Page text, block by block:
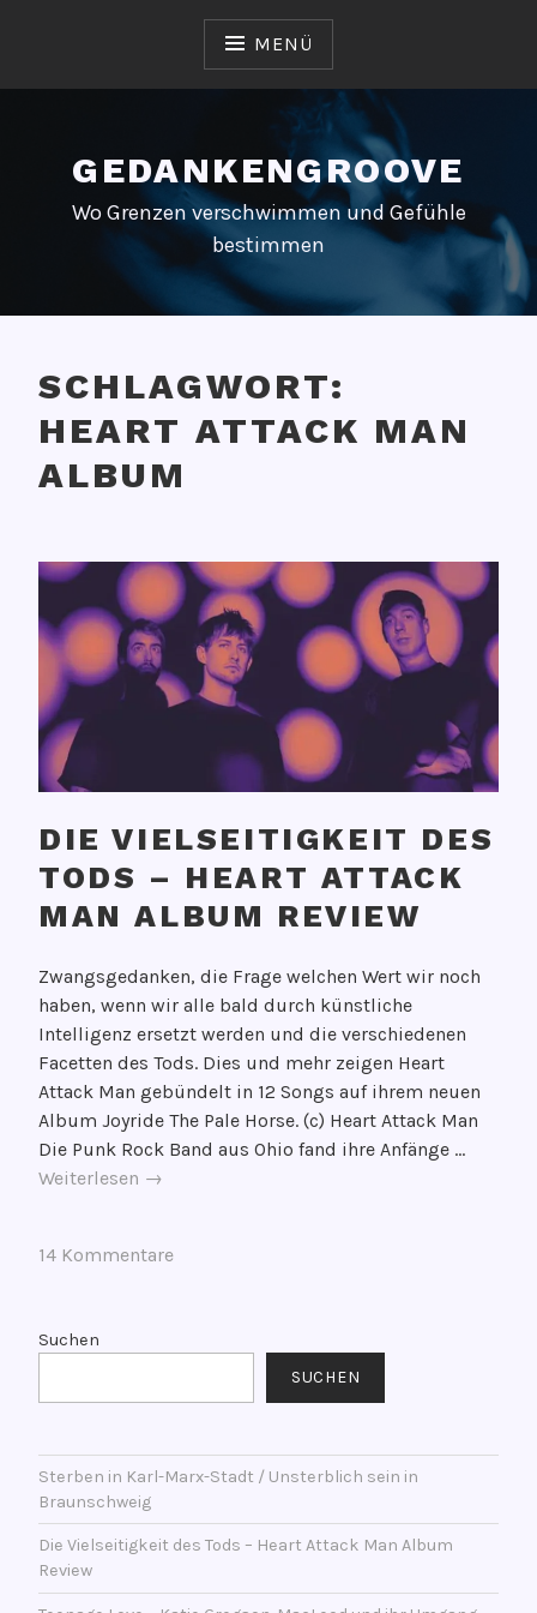
MENÜ
GEDANKENGROOVE
Wo Grenzen verschwimmen und Gefühle
bestimmen
SCHLAGWORT:
HEART ATTACK MAN
ALBUM
DIE VIELSEITIGKEIT DES
TODS – HEART ATTACK
MAN ALBUM REVIEW
e
r
ö
f
f
e
n
t
i
t
a
A
u
u
s
Zwangsgedanken, die Frage welchen Wert wir noch
haben, wenn wir alle bald durch künstliche
Intelligenz ersetzt werden und die verschiedenen
Facetten des Tods. Dies und mehr zeigen Heart
Attack Man gebündelt in 12 Songs auf ihrem neuen
Album Joyride The Pale Horse. (c) Heart Attack Man
Die Punk Rock Band aus Ohio fand ihre Anfänge …
Weiterlesen Die
Tods
Attack
Album
→
V
s
h
a
g
w
o
r
t
14 Kommentare
Suchen
SUCHEN
Sterben in Karl-Marx-Stadt / Unsterblich sein in
Braunschweig
Die Vielseitigkeit des Tods – Heart Attack Man Album
Review